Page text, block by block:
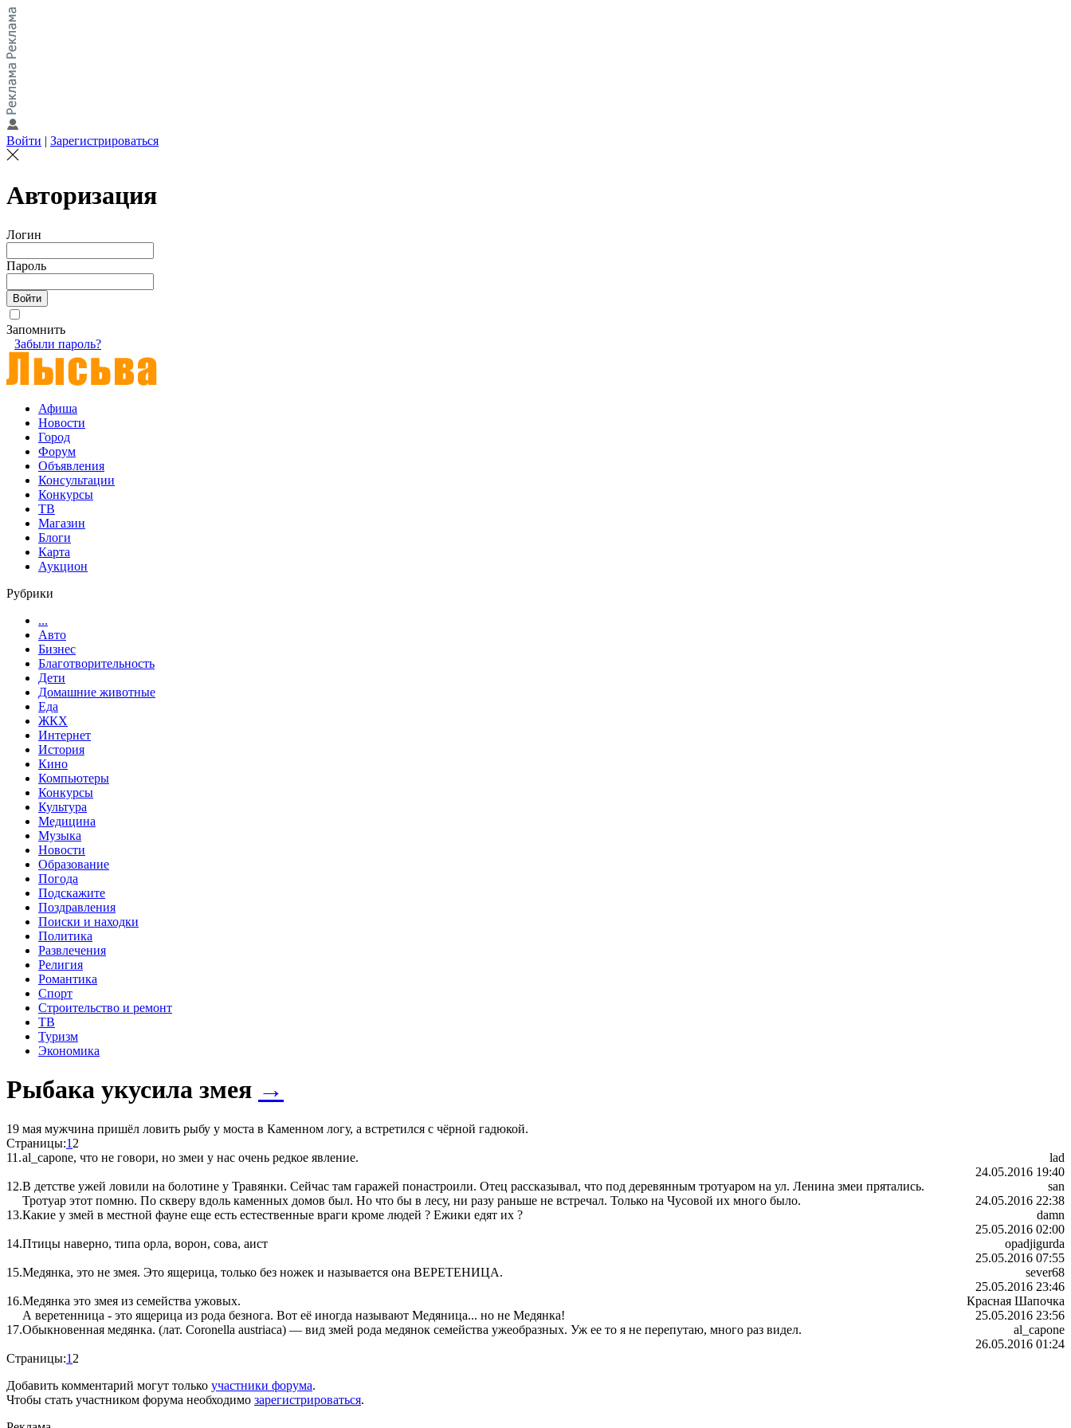
Войти | Зарегистрироваться
Авторизация
Логин
Пароль
Запомнить
Забыли пароль?
Афиша
Новости
Город
Форум
Объявления
Консультации
Конкурсы
ТВ
Магазин
Блоги
Карта
Аукцион
Рубрики
...
Авто
Бизнес
Благотворительность
Дети
Домашние животные
Еда
ЖКХ
Интернет
История
Кино
Компьютеры
Конкурсы
Культура
Медицина
Музыка
Новости
Образование
Погода
Подскажите
Поздравления
Поиски и находки
Политика
Развлечения
Религия
Романтика
Спорт
Строительство и ремонт
ТВ
Туризм
Экономика
Рыбака укусила змея →
19 мая мужчина пришёл ловить рыбу у моста в Каменном логу, а встретился с чёрной гадюкой.
Страницы:1 2
11.al_capone, что не говори, но змеи у нас очень редкое явление.
lad
24.05.2016 19:40
12.В детстве ужей ловили на болотине у Травянки. Сейчас там гаражей понастроили. Отец рассказывал, что под деревянным тротуаром на ул. Ленина змеи прятались.
Тротуар этот помню. По скверу вдоль каменных домов был. Но что бы в лесу, ни разу раньше не встречал. Только на Чусовой их много было.
san
24.05.2016 22:38
13.Какие у змей в местной фауне еще есть естественные враги кроме людей ? Ежики едят их ?
damn
25.05.2016 02:00
14.Птицы наверно, типа орла, ворон, сова, аист
opadjigurda
25.05.2016 07:55
15.Медянка, это не змея. Это ящерица, только без ножек и называется она ВЕРЕТЕНИЦА.
sever68
25.05.2016 23:46
16.Медянка это змея из семейства ужовых.
А веретенница - это ящерица из рода безнога. Вот её иногда называют Медяница... но не Медянка!
Красная Шапочка
25.05.2016 23:56
17.Обыкновенная медянка. (лат. Coronella austriaca) — вид змей рода медянок семейства ужеобразных. Уж ее то я не перепутаю, много раз видел.
al_capone
26.05.2016 01:24
Страницы:1 2
Добавить комментарий могут только участники форума.
Чтобы стать участником форума необходимо зарегистрироваться.